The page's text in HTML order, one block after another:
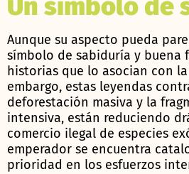
Un símbolo de
Aunque su aspecto pueda
símbolo de sabiduría y buena
historias que lo asocian con
embargo, estas leyendas
deforestación masiva y la
intensiva, están reduciendo
comercio ilegal de especies
emperador se encuentra
prioridad en los esfuerzos